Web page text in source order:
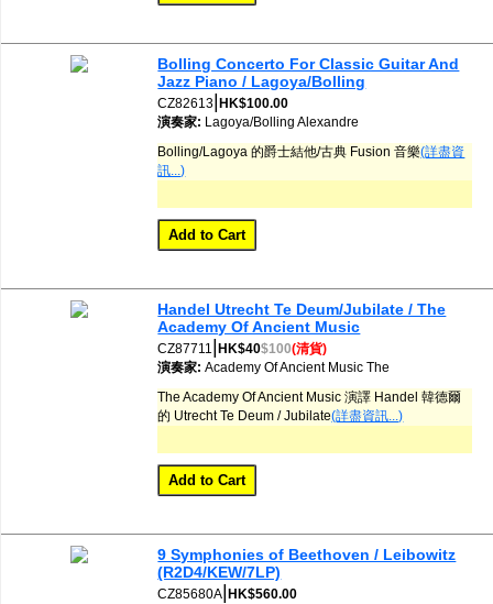
Bolling Concerto For Classic Guitar And
Jazz Piano / Lagoya/Bolling
CZ82613 |HK$100.00
演奏家: Lagoya/Bolling Alexandre
Bolling/Lagoya 的爵士結他/古典 Fusion 音樂(詳盡資
訊...)
Handel Utrecht Te Deum/Jubilate / The
Academy Of Ancient Music
CZ87711 |HK$40$100(清貨)
演奏家:Academy Of Ancient Music The
The Academy Of Ancient Music 演譯 Handel 韓德爾
的 Utrecht Te Deum / Jubilate(詳盡資訊...)
9 Symphonies of Beethoven / Leibowitz
(R2D4/KEW/7LP)
CZ85680A |HK$560.00